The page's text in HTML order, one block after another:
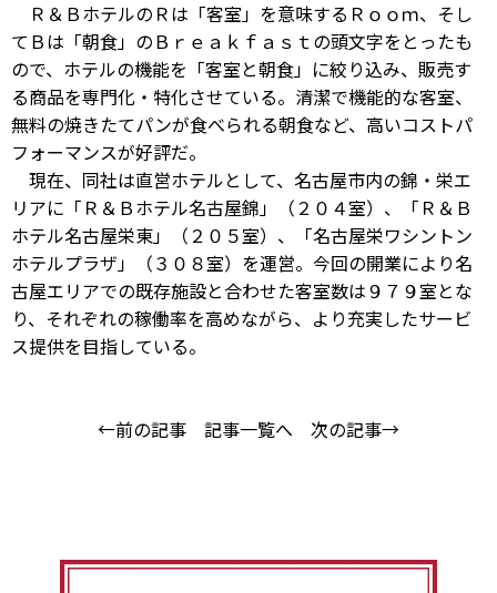
Ｒ＆ＢホテルのＲは「客室」を意味するＲｏｏｍ、そし
てＢは「朝食」のＢｒｅａｋｆａｓｔの頭文字をとったも
ので、ホテルの機能を「客室と朝食」に絞り込み、販売す
る商品を専門化・特化させている。清潔で機能的な客室、
無料の焼きたてパンが食べられる朝食など、高いコストパ
フォーマンスが好評だ。
現在、同社は直営ホテルとして、名古屋市内の錦・栄エ
リアに「Ｒ＆Ｂホテル名古屋錦」（２０４室）、「Ｒ＆Ｂ
ホテル名古屋栄東」（２０５室）、「名古屋栄ワシントン
ホテルプラザ」（３０８室）を運営。今回の開業により名
古屋エリアでの既存施設と合わせた客室数は９７９室とな
り、それぞれの稼働率を高めながら、より充実したサービ
ス提供を目指している。
←前の記事 記事一覧へ 次の記事→